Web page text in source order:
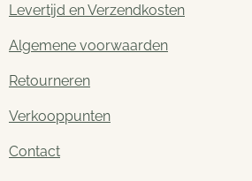
Levertijd en Verzendkosten
Algemene voorwaarden
Retourneren
Verkooppunten
Contact